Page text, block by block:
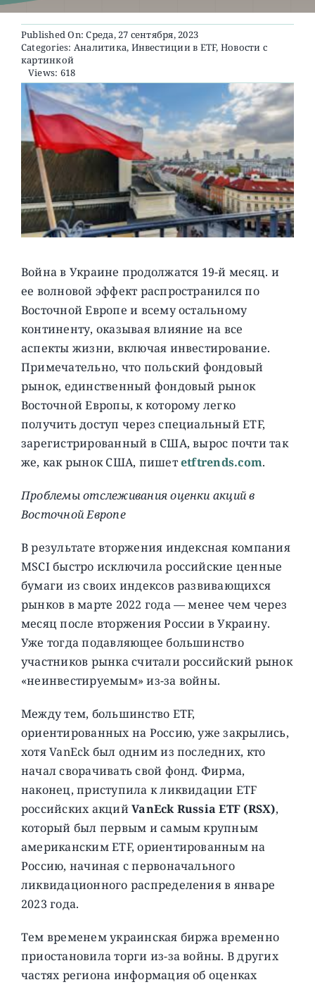
О ПРОЕКТЕ
Published On: Среда, 27 сентября, 2023
Categories: Аналитика, Инвестиции в ETF, Новости с
картинкой
Views: 618
Война в Украине продолжатся 19-й месяц. и
ее волновой эффект распространился по
Восточной Европе и всему остальному
континенту, оказывая влияние на все
аспекты жизни, включая инвестирование.
Примечательно, что польский фондовый
рынок, единственный фондовый рынок
Восточной Европы, к которому легко
получить доступ через специальный ETF,
зарегистрированный в США, вырос почти так
же, как рынок США, пишетetftrends.com.
Проблемы отслеживания оценки акций в
Восточной Европе
В результате вторжения индексная компания
MSCI быстро исключила российские ценные
бумаги из своих индексов развивающихся
рынков в марте 2022 года — менее чем через
месяц после вторжения России в Украину.
Уже тогда подавляющее большинство
участников рынка считали российский рынок
«неинвестируемым» из-за войны.
Между тем, большинство ETF,
ориентированных на Россию, уже закрылись,
хотя VanEck был одним из последних, кто
начал сворачивать свой фонд. Фирма,
наконец, приступила к ликвидации ETF
российских акцийVanEck Russia ETF (RSX),
который был первым и самым крупным
американским ETF, ориентированным на
Россию, начиная с первоначального
ликвидационного распределения в январе
2023 года.
Тем временем украинская биржа временно
приостановила торги из-за войны. В других
частях региона информация об оценках